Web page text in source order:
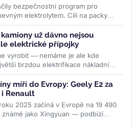
bezpečnostní program pro
elektrolytem. Cílí na packy
už dávno nejsou
elektrické přípojky
vyrobit — nemáme je ale kde
brzdou elektrifikace nákladní
míří do Evropy: Geely E2 za
i Renault
2025 začíná v Evropě na 19 490
jako Xingyuan — podbízí